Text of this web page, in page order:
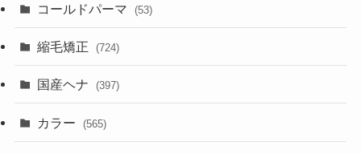
コールドパーマ (53)
縮毛矯正 (724)
国産ヘナ (397)
カラー (565)